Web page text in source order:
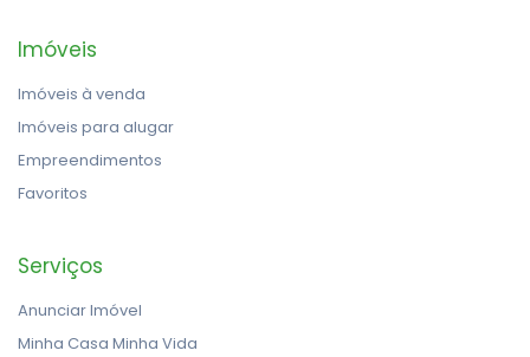
Imóveis
Imóveis à venda
Imóveis para alugar
Empreendimentos
Favoritos
Serviços
Anunciar Imóvel
Minha Casa Minha Vida